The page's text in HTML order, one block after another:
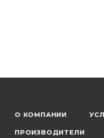
О КОМПАНИИ
ПРОИЗВОДИТЕЛИ